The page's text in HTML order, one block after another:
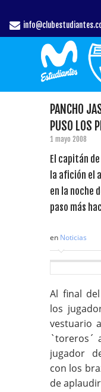
PANCHO
PUSO LOS
1 mayo 2008
El capitán
la afición el
en la noche
paso más
en Noticias
Al final
los
vestuario
`toreros´
jugador
con los
de